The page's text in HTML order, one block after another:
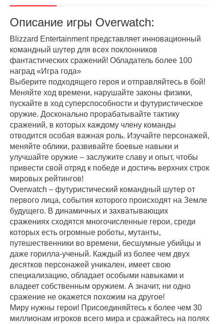
Описание игры Overwatch:
Blizzard Entertainment представляет инновационный
командный шутер для всех поклонников
фантастических сражений! Обладатель более 100
наград «Игра года»
Выберите подходящего героя и отправляйтесь в бой!
Меняйте ход времени, нарушайте законы физики,
пускайте в ход суперспособности и футуристическое
оружие. Досконально прорабатывайте тактику
сражений, в которых каждому члену команды
отводится особая важная роль. Изучайте персонажей,
меняйте облики, развивайте боевые навыки и
улучшайте оружие – заслужите славу и опыт, чтобы
привести свой отряд к победе и достичь верхних строк
мировых рейтингов!
Overwatch – футуристический командный шутер от
первого лица, события которого происходят на Земле
будущего. В динамичных и захватывающих
сражениях сходятся многочисленные герои, среди
которых есть огромные роботы, мутанты,
путешественники во времени, бесшумные убийцы и
даже горилла-ученый. Каждый из более чем двух
десятков персонажей уникален, имеет свою
специализацию, обладает особыми навыками и
владеет собственным оружием. А значит, ни одно
сражение не окажется похожим на другое!
Миру нужны герои! Присоединяйтесь к более чем 30
миллионам игроков всего мира и сражайтесь на полях